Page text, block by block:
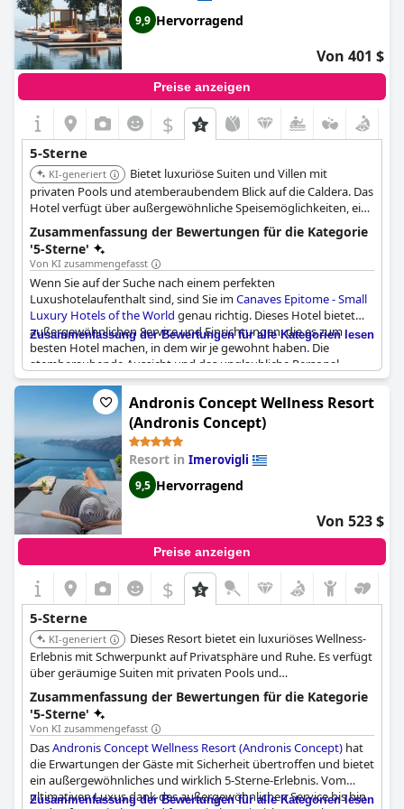
9,9 Hervorragend
Von 401 $
Preise anzeigen
$
5-Sterne
KI-generiert
Bietet luxuriöse Suiten und Villen mit
privaten Pools und atemberaubendem Blick auf die Caldera. Das
Hotel verfügt über außergewöhnliche Speisemöglichkeiten, ein
ruhiges Spa und persönlichen Service. Seine Lage in Oia bietet
einen exklusiven und ruhigen Rückzugsort.
Zusammenfassung der Bewertungen für die Kategorie
'5-Sterne'
Von KI zusammengefasst
Wenn Sie auf der Suche nach einem perfekten
Luxushotelaufenthalt sind, sind Sie imCanaves Epitome - Small
Luxury Hotels of the World genau richtig. Dieses Hotel bietet
außergewöhnlichen Service und Einrichtungen, die es zum
besten Hotel machen, in dem wir je gewohnt haben. Die
atemberaubende Aussicht und das unglaubliche Personal
machen den Aufenthalt zu einem unvergesslichen Erlebnis.
Obwohl die Preise hoch sind, ist es jeden Euro wert, um ein
echtes 5-Sterne-Erlebnis zu haben. Das Hotel selbst ist jenseits
der 5-Sterne-Kategorie und bietet erstklassige Unterkünfte und
ein fantastisches Frühstück. Der einzige Nachteil könnten die
teuren Abendessen oder Yogakurse sein, aber alles andere ist
einfach perfekt. Es ist ein Traumurlaub von Weltklasse in
paradiesischer Lage, der Sie nicht enttäuschen wird.
Wunderschönes Hotel mit außergewöhnlichen Leistungen!
Zusammenfassung der Bewertungen für alle Kategorien lesen
Andronis Concept Wellness Resort
(Andronis Concept)
Resort in Imerovigli
9,5 Hervorragend
Von 523 $
Preise anzeigen
$
5-Sterne
KI-generiert
Dieses Resort bietet ein luxuriöses Wellness-
Erlebnis mit Schwerpunkt auf Privatsphäre und Ruhe. Es verfügt
über geräumige Suiten mit privaten Pools und
atemberaubendem Blick auf die Caldera, gepaart mit
persönlichem Service.
Zusammenfassung der Bewertungen für die Kategorie
'5-Sterne'
Von KI zusammengefasst
DasAndronis Concept Wellness Resort (Andronis Concept) hat
die Erwartungen der Gäste mit Sicherheit übertroffen und bietet
ein außergewöhnliches und wirklich 5-Sterne-Erlebnis. Vom
ultimativen Luxus dank des außergewöhnlichen Service bis hin
Zusammenfassung der Bewertungen für alle Kategorien lesen